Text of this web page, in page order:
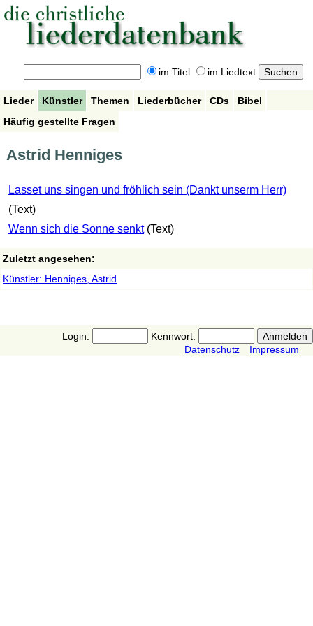
im Titel im Liedtext
Lieder Künstler Themen Liederbücher CDs
Bibel
Häufig gestellte Fragen
Astrid Henniges
Lasset uns singen und fröhlich sein (Dankt unserm Herr)
(Text)
Wenn sich die Sonne senkt (Text)
Zuletzt angesehen:
Künstler: Henniges, Astrid
Login:
Kennwort:
Datenschutz
Impressum